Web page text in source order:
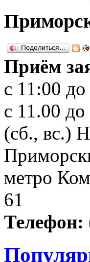
Поделиться…
Приём
с 11:00
c 11.00 до
(сб., вс.)
метро
61
Телефон: